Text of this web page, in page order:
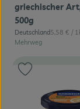
griechischer
500g
, Herkunft:
Deutschland,5,58 € /
Mehrweg
Produkt zu